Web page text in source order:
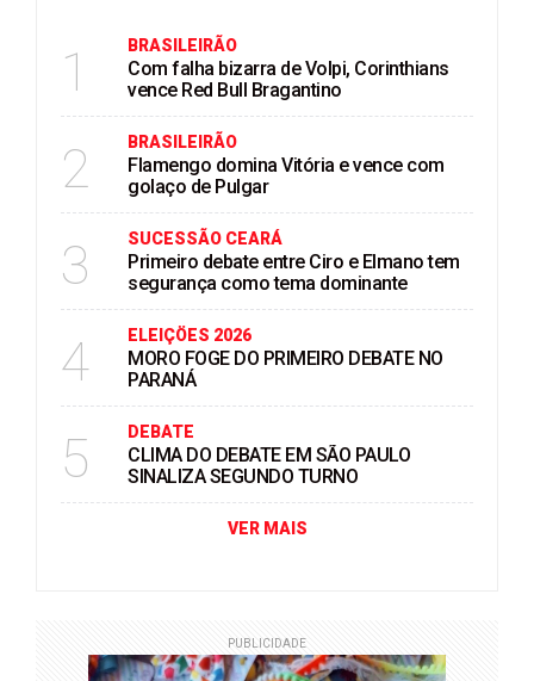
1 BRASILEIRÃO
Com falha bizarra de Volpi, Corinthians
vence Red Bull Bragantino
2 BRASILEIRÃO
Flamengo domina Vitória e vence com
golaço de Pulgar
3 SUCESSÃO CEARÁ
Primeiro debate entre Ciro e Elmano tem
segurança como tema dominante
4 ELEIÇÖES 2026
MORO FOGE DO PRIMEIRO DEBATE NO
PARANÁ
5 DEBATE
CLIMA DO DEBATE EM SÃO PAULO
SINALIZA SEGUNDO TURNO
VER MAIS
PUBLICIDADE